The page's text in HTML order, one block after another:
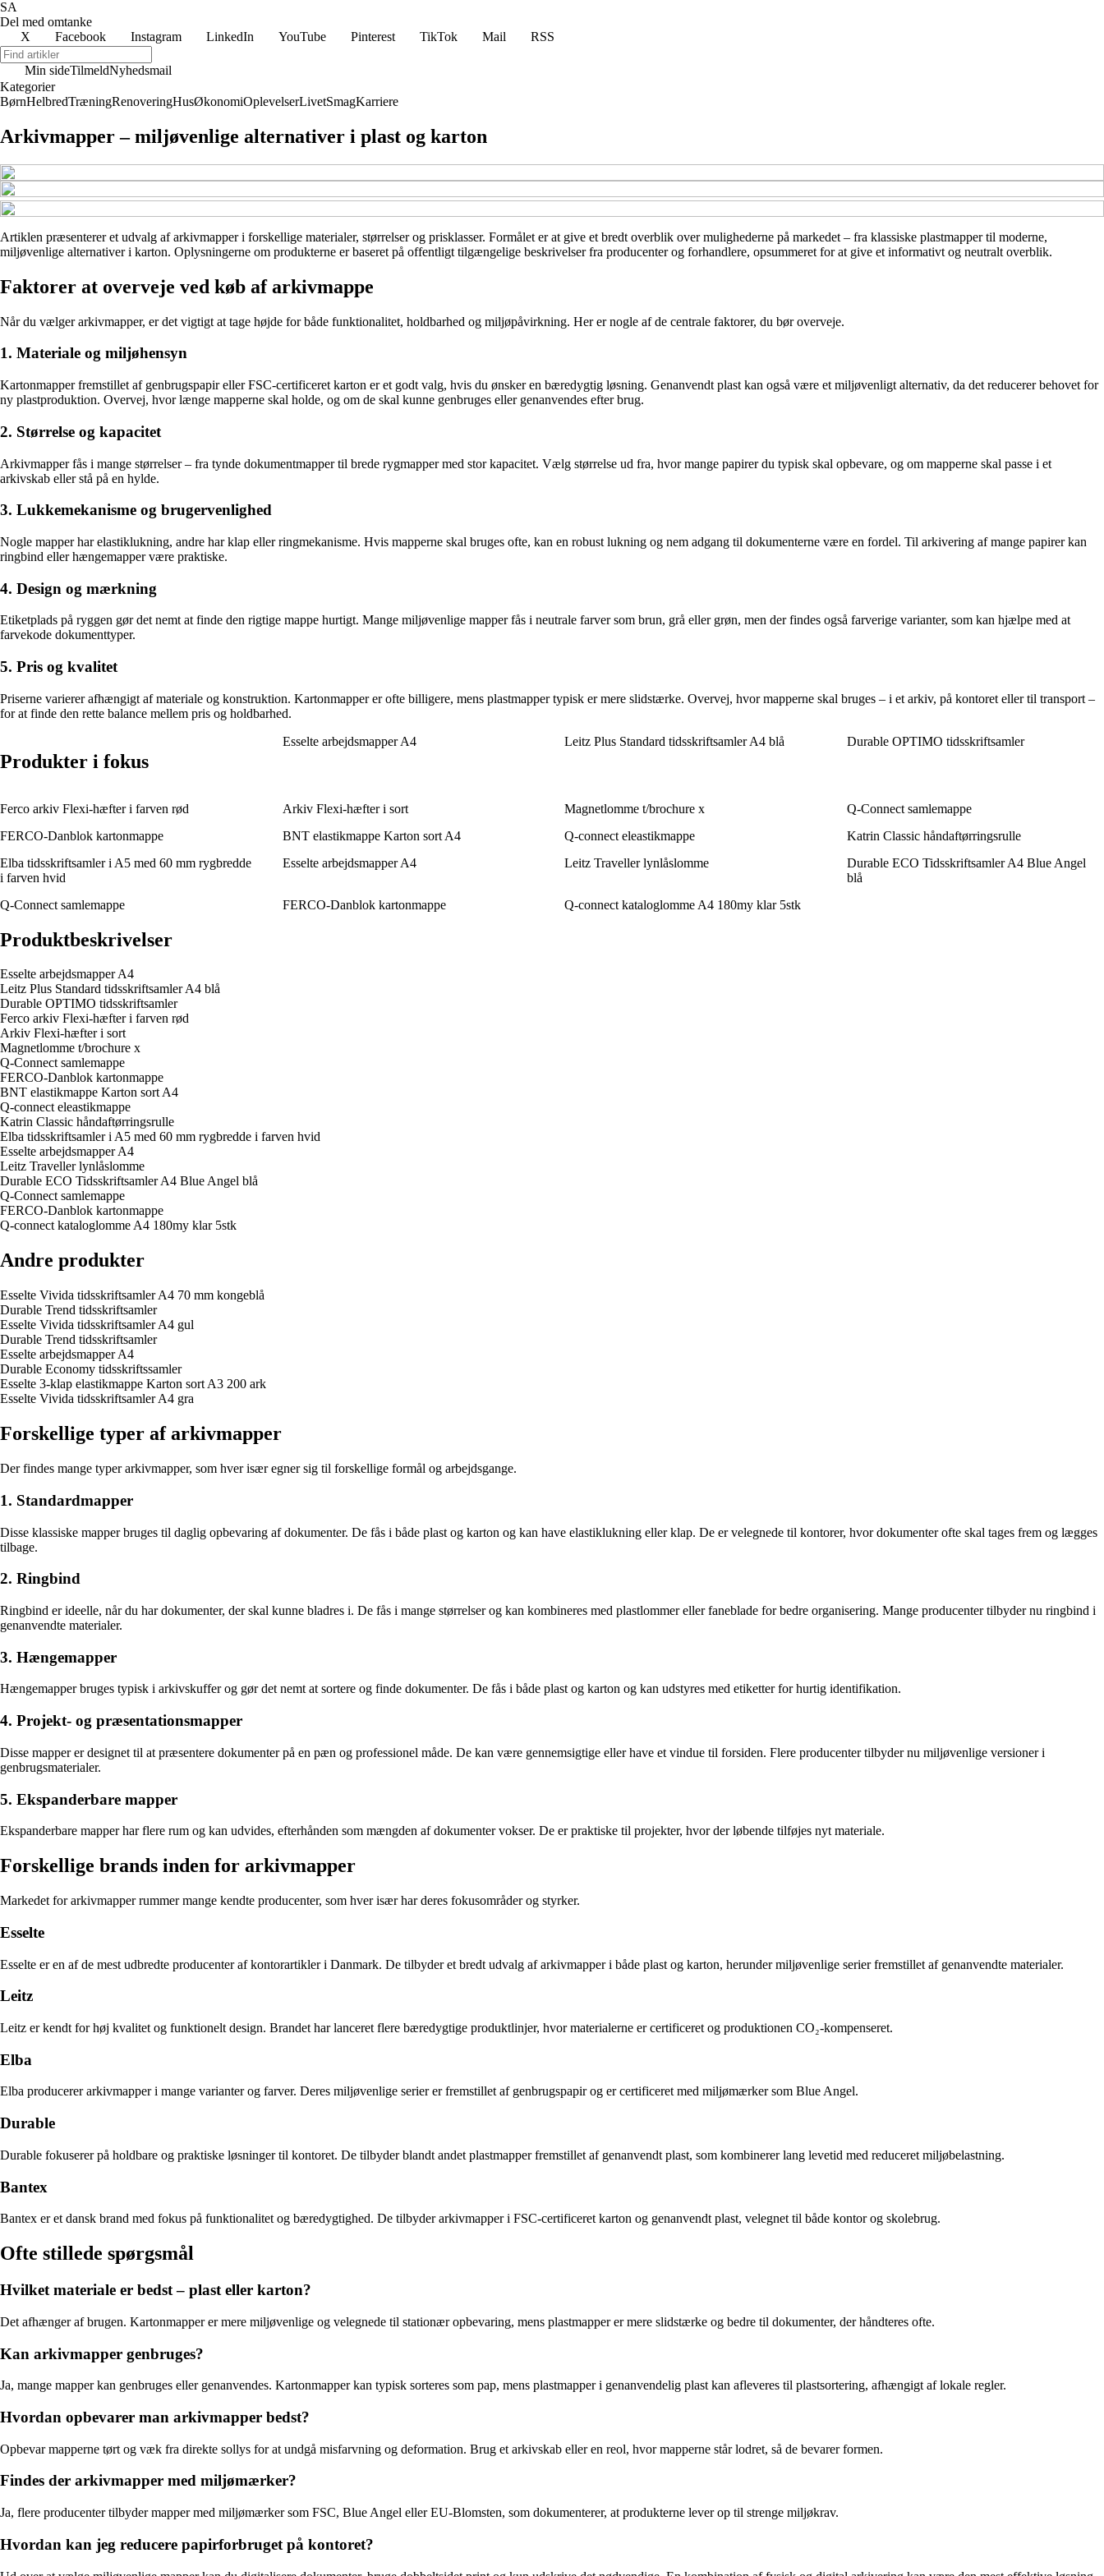
SA
Del med omtanke
X
Facebook Instagram LinkedIn YouTube Pinterest TikTok Mail RSS
Min sideTilmeldNyhedsmail
Kategorier
BørnHelbredTræningRenoveringHusØkonomiOplevelserLivetSmagKarriere
Arkivmapper – miljøvenlige alternativer i plast og karton
Artiklen præsenterer et udvalg af arkivmapper i forskellige materialer, størrelser og prisklasser. Formålet er at give et bredt overblik over mulighederne på markedet – fra klassiske plastmapper til moderne,
miljøvenlige alternativer i karton. Oplysningerne om produkterne er baseret på offentligt tilgængelige beskrivelser fra producenter og forhandlere, opsummeret for at give et informativt og neutralt overblik.
Faktorer at overveje ved køb af arkivmappe
Når du vælger arkivmapper, er det vigtigt at tage højde for både funktionalitet, holdbarhed og miljøpåvirkning. Her er nogle af de centrale faktorer, du bør overveje.
1. Materiale og miljøhensyn
Kartonmapper fremstillet af genbrugspapir eller FSC-certificeret karton er et godt valg, hvis du ønsker en bæredygtig løsning. Genanvendt plast kan også være et miljøvenligt alternativ, da det reducerer behovet for
ny plastproduktion. Overvej, hvor længe mapperne skal holde, og om de skal kunne genbruges eller genanvendes efter brug.
2. Størrelse og kapacitet
Arkivmapper fås i mange størrelser – fra tynde dokumentmapper til brede rygmapper med stor kapacitet. Vælg størrelse ud fra, hvor mange papirer du typisk skal opbevare, og om mapperne skal passe i et
arkivskab eller stå på en hylde.
3. Lukkemekanisme og brugervenlighed
Nogle mapper har elastiklukning, andre har klap eller ringmekanisme. Hvis mapperne skal bruges ofte, kan en robust lukning og nem adgang til dokumenterne være en fordel. Til arkivering af mange papirer kan
ringbind eller hængemapper være praktiske.
4. Design og mærkning
Etiketplads på ryggen gør det nemt at finde den rigtige mappe hurtigt. Mange miljøvenlige mapper fås i neutrale farver som brun, grå eller grøn, men der findes også farverige varianter, som kan hjælpe med at
farvekode dokumenttyper.
5. Pris og kvalitet
Priserne varierer afhængigt af materiale og konstruktion. Kartonmapper er ofte billigere, mens plastmapper typisk er mere slidstærke. Overvej, hvor mapperne skal bruges – i et arkiv, på kontoret eller til transport –
for at finde den rette balance mellem pris og holdbarhed.
Produkter i fokus
Esselte arbejdsmapper A4 Leitz Plus Standard tidsskriftsamler A4 blå Durable OPTIMO tidsskriftsamler
Ferco arkiv Flexi-hæfter i farven rød Arkiv Flexi-hæfter i sort Magnetlomme t/brochure x
Q-Connect samlemappe
FERCO-Danblok kartonmappe
BNT elastikmappe Karton sort A4 Q-connect eleastikmappe
Katrin Classic håndaftørringsrulle
Elba tidsskriftsamler i A5 med 60 mm rygbredde
i farven hvid
Esselte arbejdsmapper A4 Leitz Traveller lynlåslomme
Durable ECO Tidsskriftsamler A4 Blue Angel
blå
Q-Connect samlemappe
FERCO-Danblok kartonmappe Q-connect kataloglomme A4 180my klar 5stk
Produktbeskrivelser
Esselte arbejdsmapper A4
Leitz Plus Standard tidsskriftsamler A4 blå
Durable OPTIMO tidsskriftsamler
Ferco arkiv Flexi-hæfter i farven rød
Arkiv Flexi-hæfter i sort
Magnetlomme t/brochure x
Q-Connect samlemappe
FERCO-Danblok kartonmappe
BNT elastikmappe Karton sort A4
Q-connect eleastikmappe
Katrin Classic håndaftørringsrulle
Elba tidsskriftsamler i A5 med 60 mm rygbredde i farven hvid
Esselte arbejdsmapper A4
Leitz Traveller lynlåslomme
Durable ECO Tidsskriftsamler A4 Blue Angel blå
Q-Connect samlemappe
FERCO-Danblok kartonmappe
Q-connect kataloglomme A4 180my klar 5stk
Andre produkter
Esselte Vivida tidsskriftsamler A4 70 mm kongeblå
Durable Trend tidsskriftsamler
Esselte Vivida tidsskriftsamler A4 gul
Durable Trend tidsskriftsamler
Esselte arbejdsmapper A4
Durable Economy tidsskriftssamler
Esselte 3-klap elastikmappe Karton sort A3 200 ark
Esselte Vivida tidsskriftsamler A4 gra
Forskellige typer af arkivmapper
Der findes mange typer arkivmapper, som hver især egner sig til forskellige formål og arbejdsgange.
1. Standardmapper
Disse klassiske mapper bruges til daglig opbevaring af dokumenter. De fås i både plast og karton og kan have elastiklukning eller klap. De er velegnede til kontorer, hvor dokumenter ofte skal tages frem og lægges
tilbage.
2. Ringbind
Ringbind er ideelle, når du har dokumenter, der skal kunne bladres i. De fås i mange størrelser og kan kombineres med plastlommer eller faneblade for bedre organisering. Mange producenter tilbyder nu ringbind i
genanvendte materialer.
3. Hængemapper
Hængemapper bruges typisk i arkivskuffer og gør det nemt at sortere og finde dokumenter. De fås i både plast og karton og kan udstyres med etiketter for hurtig identifikation.
4. Projekt- og præsentationsmapper
Disse mapper er designet til at præsentere dokumenter på en pæn og professionel måde. De kan være gennemsigtige eller have et vindue til forsiden. Flere producenter tilbyder nu miljøvenlige versioner i
genbrugsmaterialer.
5. Ekspanderbare mapper
Ekspanderbare mapper har flere rum og kan udvides, efterhånden som mængden af dokumenter vokser. De er praktiske til projekter, hvor der løbende tilføjes nyt materiale.
Forskellige brands inden for arkivmapper
Markedet for arkivmapper rummer mange kendte producenter, som hver især har deres fokusområder og styrker.
Esselte
Esselte er en af de mest udbredte producenter af kontorartikler i Danmark. De tilbyder et bredt udvalg af arkivmapper i både plast og karton, herunder miljøvenlige serier fremstillet af genanvendte materialer.
Leitz
Leitz er kendt for høj kvalitet og funktionelt design. Brandet har lanceret flere bæredygtige produktlinjer, hvor materialerne er certificeret og produktionen CO₂-kompenseret.
Elba
Elba producerer arkivmapper i mange varianter og farver. Deres miljøvenlige serier er fremstillet af genbrugspapir og er certificeret med miljømærker som Blue Angel.
Durable
Durable fokuserer på holdbare og praktiske løsninger til kontoret. De tilbyder blandt andet plastmapper fremstillet af genanvendt plast, som kombinerer lang levetid med reduceret miljøbelastning.
Bantex
Bantex er et dansk brand med fokus på funktionalitet og bæredygtighed. De tilbyder arkivmapper i FSC-certificeret karton og genanvendt plast, velegnet til både kontor og skolebrug.
Ofte stillede spørgsmål
Hvilket materiale er bedst – plast eller karton?
Det afhænger af brugen. Kartonmapper er mere miljøvenlige og velegnede til stationær opbevaring, mens plastmapper er mere slidstærke og bedre til dokumenter, der håndteres ofte.
Kan arkivmapper genbruges?
Ja, mange mapper kan genbruges eller genanvendes. Kartonmapper kan typisk sorteres som pap, mens plastmapper i genanvendelig plast kan afleveres til plastsortering, afhængigt af lokale regler.
Hvordan opbevarer man arkivmapper bedst?
Opbevar mapperne tørt og væk fra direkte sollys for at undgå misfarvning og deformation. Brug et arkivskab eller en reol, hvor mapperne står lodret, så de bevarer formen.
Findes der arkivmapper med miljømærker?
Ja, flere producenter tilbyder mapper med miljømærker som FSC, Blue Angel eller EU-Blomsten, som dokumenterer, at produkterne lever op til strenge miljøkrav.
Hvordan kan jeg reducere papirforbruget på kontoret?